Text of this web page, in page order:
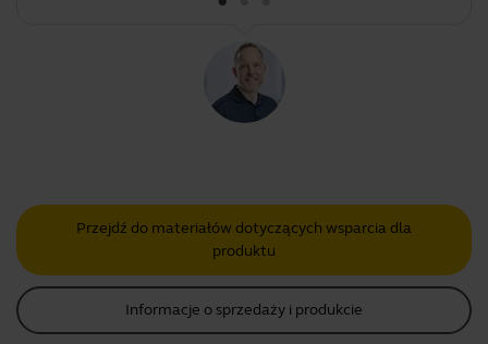
Przejdź do materiałów dotyczących wsparcia dla
produktu
Informacje o sprzedaży i produkcie